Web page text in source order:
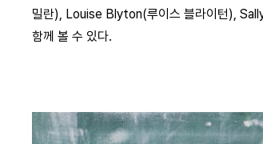
밀란), Louise Blyton(루이스 블라이턴),
함께 볼 수 있다.